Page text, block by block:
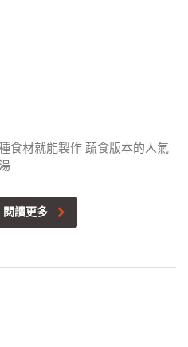
食材就能製作 蔬食版本的人氣
閱讀更多